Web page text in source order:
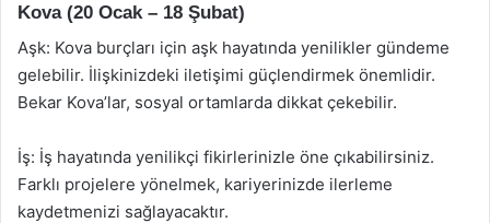
Kova (20 Ocak – 18 Şubat)
Aşk: Kova burçları için aşk hayatında yenilikler gündeme
gelebilir. İlişkinizdeki iletişimi güçlendirmek önemlidir.
Bekar Kova’lar, sosyal ortamlarda dikkat çekebilir.
İş: İş hayatında yenilikçi fikirlerinizle öne çıkabilirsiniz.
Farklı projelere yönelmek, kariyerinizde ilerleme
kaydetmenizi sağlayacaktır.